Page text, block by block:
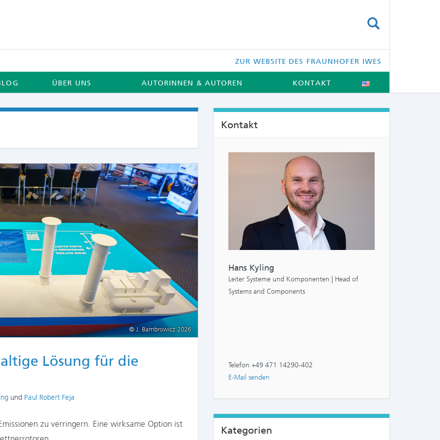
ZUR WEBSITE DES FRAUNHOFER IWES
ÜBER UNS AUTORINNEN & AUTOREN KONTAKT
COMMENTS:
© J. Bambrowicz 2026
Lösung für die
und Paul Robert Feja
zu verringern. Eine wirksame Option ist
Kontakt
Hans Kyling
Leiter Systeme und Komponenten | Head of
Systems and Components
Telefon +49 471 14290-402
E-Mail senden
Kategorien